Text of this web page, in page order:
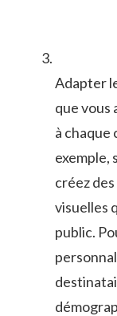
Adapter
que vous
à chaque
exemple,
créez
visuelles​
public.